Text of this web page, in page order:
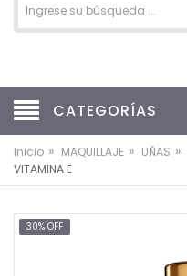
CATEGORÍAS
Inicio » MAQUILLAJE » UÑAS »
VITAMINA E
30% OFF